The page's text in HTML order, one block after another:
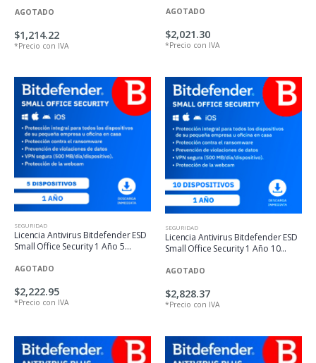
AGOTADO
$1,214.22
*Precio con IVA
AGOTADO
$2,021.30
*Precio con IVA
SEGURIDAD
Licencia Antivirus Bitdefender ESD
Small Office Security 1 Año 5
AGOTADO
$2,222.95
*Precio con IVA
SEGURIDAD
Licencia Antivirus Bitdefender ESD
Small Office Security 1 Año 10
AGOTADO
$2,828.37
*Precio con IVA